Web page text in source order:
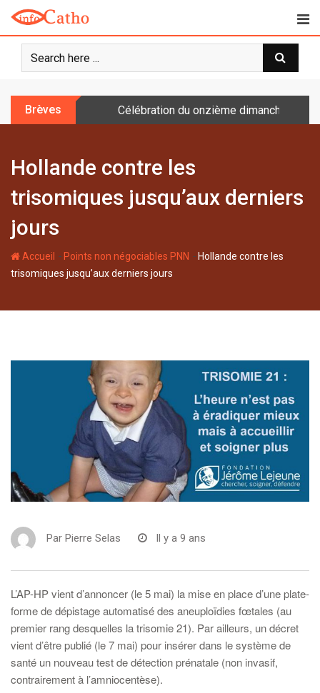
o
Brèves Célébration du onzième dimanche
Hollande contre les
trisomiques jusqu’aux derniers
jours
Accueil - Points non négociables PNN - Hollande contre les
trisomiques jusqu’aux derniers jours
Par Pierre Selas Il y a 9 ans
L’AP-HP vient d’annoncer (le 5 mai) la mise en place d’une plate-
forme de dépistage automatisé des aneuploïdies fœtales (au
premier rang desquelles la trisomie 21). Par ailleurs, un décret
vient d’être publié (le 7 mai) pour insérer dans le système de
santé un nouveau test de détection prénatale (non invasif,
contrairement à l’amniocentèse).